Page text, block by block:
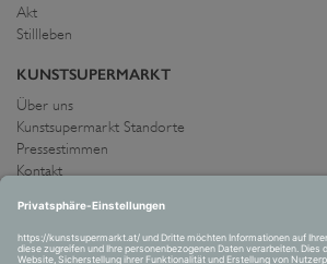
Akt
Stillleben
KUNSTSUPERMARKT
Über uns
Kunstsupermarkt Standorte
Pressestimmen
Kontakt
IMPRESSUM UND AGB
Allgemeine Geschäftsbedingungen